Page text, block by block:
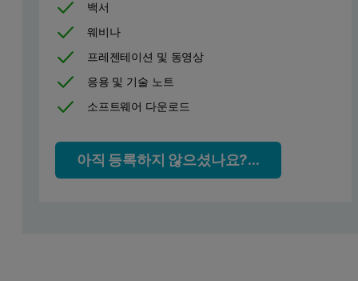
화학 공정 동안 열이 방출되거나(발열) 흡수됩니다(흡열).
백서
웨비나
프레젠테이션 및 동영상
응용 및 기술 노트
소프트웨어 다운로드
아직 등록하지 않으셨나요?...